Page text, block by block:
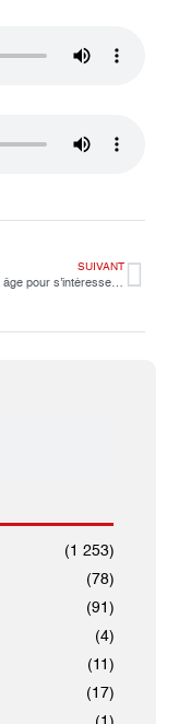
SUIVANT
Y a -t-il un âge pour s’intéresser à la presse et aux médias ?
(1 253)
(78)
(91)
(4)
(11)
(17)